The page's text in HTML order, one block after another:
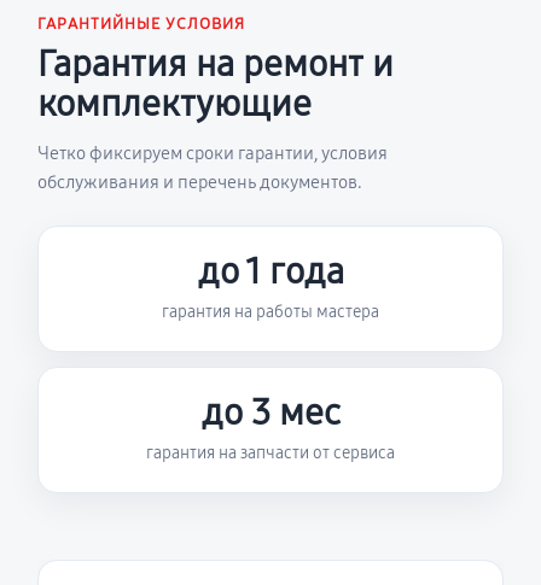
ГАРАНТИЙНЫЕ УСЛОВИЯ
Гарантия на ремонт и
комплектующие
Четко фиксируем сроки гарантии, условия
обслуживания и перечень документов.
до 1 года
гарантия на работы мастера
до 3 мес
гарантия на запчасти от сервиса